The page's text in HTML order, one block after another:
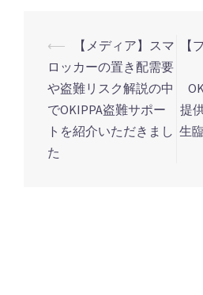
投
稿
ナ
ビ
ゲ
⟵
【メディア】スマ
ロッカーの置き配需要
や盗難リスク解説の中
でOKIPPA盗難サポー
トを紹介いただきまし
た
【
提
生